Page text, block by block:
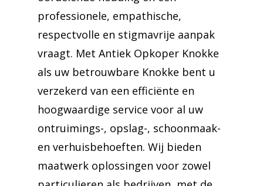
professionele, empathische,
respectvolle en stigmavrije aanpak
vraagt. Met Antiek Opkoper Knokke
als uw betrouwbare Knokke bent u
verzekerd van een efficiënte en
hoogwaardige service voor al uw
ontruimings-, opslag-, schoonmaak-
en verhuisbehoeften. Wij bieden
maatwerk oplossingen voor zowel